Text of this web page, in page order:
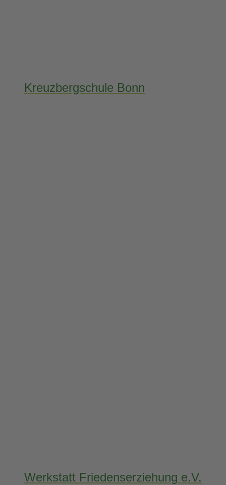
Kreuzbergschule Bonn
Werkstatt Friedenserziehung e.V.